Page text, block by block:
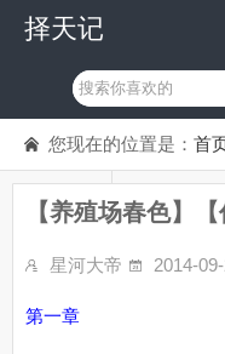
择天记
您现在的位置是： 首
【养殖场春色】
星河大帝 2014-
第一章